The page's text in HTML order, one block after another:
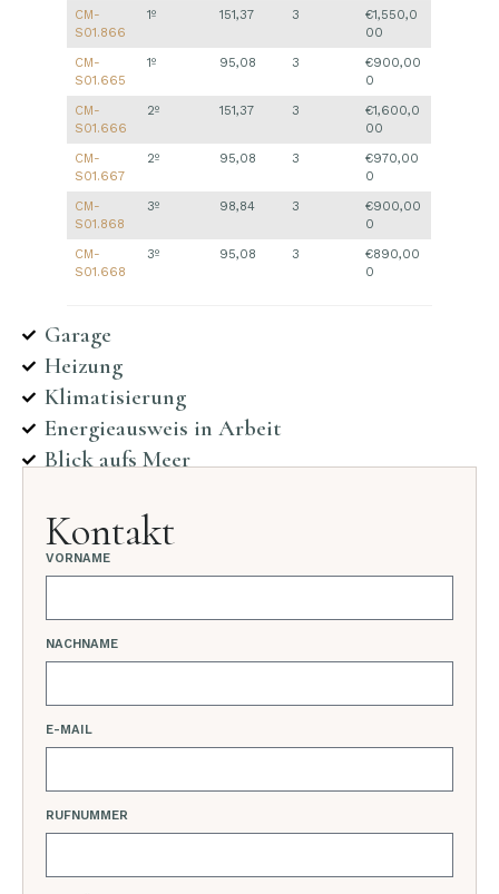
CM-
S01.866
1º 151,37 3
€1,550,0
00
CM-
S01.665
1º 95,08 3
€900,00
0
CM-
S01.666
2º 151,37 3
€1,600,0
00
CM-
S01.667
2º 95,08 3
€970,00
0
CM-
S01.868
3º 98,84 3
€900,00
0
CM-
S01.668
3º 95,08 3
€890,00
0
Garage
Heizung
Klimatisierung
Energieausweis in Arbeit
Blick aufs Meer
Kontakt
VORNAME
NACHNAME
E-MAIL
RUFNUMMER